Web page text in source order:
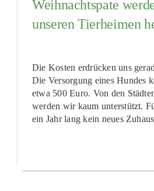
Weihnachtspate
unseren Tierheimen
Die Kosten erdrücken uns
Die Versorgung eines Hundes
etwa 500 Euro. Von den
werden wir kaum unterstützt.
ein Jahr lang kein neues